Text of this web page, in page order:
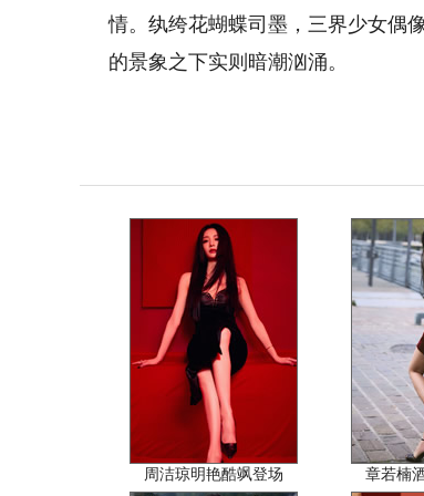
情。纨绔花蝴蝶司墨，三界少女偶
的景象之下实则暗潮汹涌。
周洁琼明艳酷飒登场 章若楠